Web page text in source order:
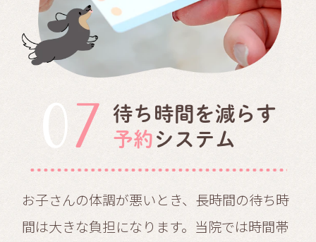
07
待ち時間を減らす
予約 システム
お子さんの体調が悪いとき、長時間の待ち時
間は大きな負担になります。当院では時間帯